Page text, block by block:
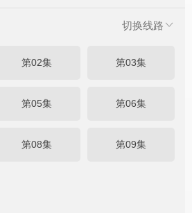
切换线路
第02集 第03集
第05集 第06集
第08集 第09集